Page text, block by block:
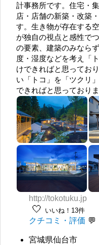
計事務所です。住宅・
店・店舗の新築・改築
す。生き物が存在する
が独自の視点と感性で
の要素、建築のみなら
度・湿度などを考え「
けできればと思ってお
い「トコ」を「ツクリ
できればと思っておりま
http://tokotuku.jp
🤍 いいね！13件
クチコミ・評価
宮城県仙台市